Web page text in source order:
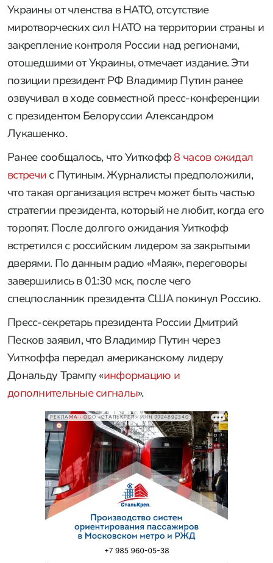
Украины от членства в НАТО, отсутствие
миротворческих сил НАТО на территории страны и
закрепление контроля России над регионами,
отошедшими от Украины, отмечает издание. Эти
позиции президент РФ Владимир Путин ранее
озвучивал в ходе совместной пресс-конференции
с президентом Белоруссии Александром
Лукашенко.
Ранее сообщалось, что Уиткофф8 часов ожидал
встречис Путиным. Журналисты предположили,
что такая организация встреч может быть частью
стратегии президента, который не любит, когда его
торопят. После долгого ожидания Уиткофф
встретился с российским лидером за закрытыми
дверями. По данным радио «Маяк», переговоры
завершились в 01:30 мск, после чего
спецпосланник президента США покинул Россию.
Пресс-секретарь президента России Дмитрий
Песков заявил, что Владимир Путин через
Уиткоффа передал американскому лидеру
Дональду Трампу «информацию и
дополнительные сигналы».
РЕКЛАМА • ООО «СТАЛЬКРЕП» ИНН 7724892340